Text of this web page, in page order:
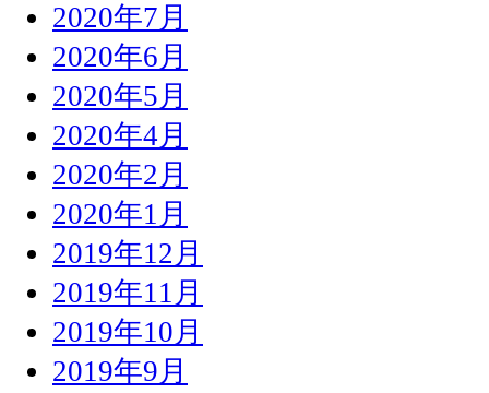
2020年7月
2020年6月
2020年5月
2020年4月
2020年2月
2020年1月
2019年12月
2019年11月
2019年10月
2019年9月